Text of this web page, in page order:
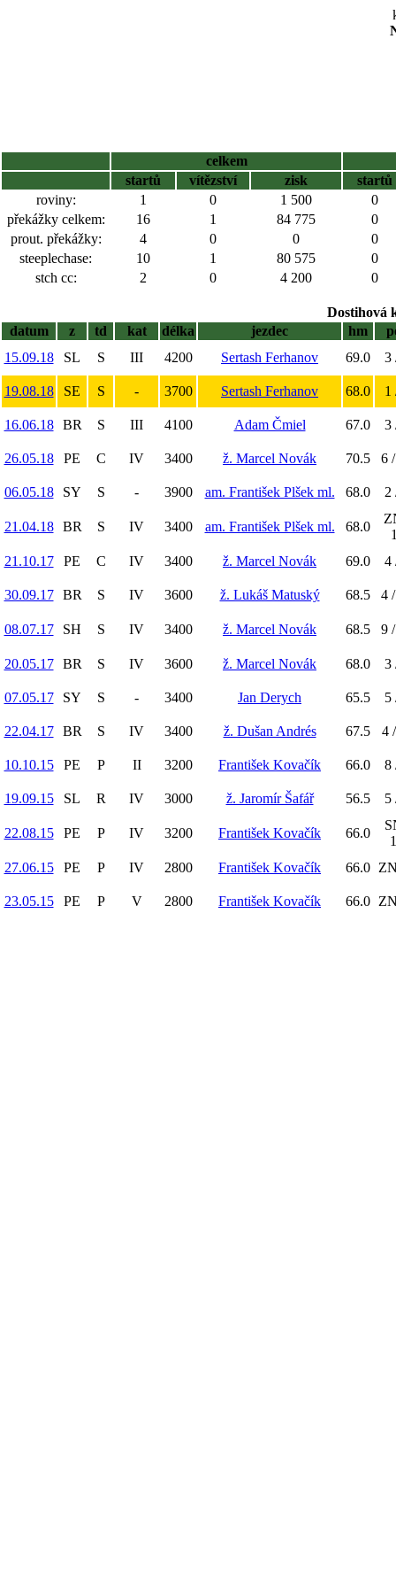
celkem
startů
vítězství zisk
startů
roviny:
1 0 1 500
0
překážky celkem:
16 1 84 775
0
prout. překážky:
4 0 0
0
steeplechase:
10 1 80 575
0
stch cc:
2 0 4 200 0
Dostihová
datum
z td kat délka jezdec hm
15.09.18
SL S III 4200 Sertash Ferhanov 69.0 3
19.08.18 SE S - 3700 Sertash Ferhanov 68.0 1
16.06.18 BR S III 4100 Adam Čmiel 67.0 3
26.05.18 PE C IV 3400 ž. Marcel Novák 70.5 6
06.05.18 SY S - 3900 am. František Plšek ml. 68.0 2
21.04.18 BR S IV 3400 am. František Plšek ml. 68.0
21.10.17
PE C IV 3400 ž. Marcel Novák 69.0 4
30.09.17 BR S IV 3600 ž. Lukáš Matuský 68.5 4
08.07.17 SH S IV 3400 ž. Marcel Novák 68.5 9
20.05.17 BR S IV 3600 ž. Marcel Novák 68.0 3
07.05.17 SY S - 3400 Jan Derych 65.5 5
22.04.17 BR S IV 3400 ž. Dušan Andrés 67.5 4
10.10.15 PE P II 3200 František Kovačík 66.0 8
19.09.15 SL R IV 3000 ž. Jaromír Šafář 56.5 5
22.08.15 PE P IV 3200 František Kovačík 66.0
27.06.15
PE P IV 2800 František Kovačík 66.0
23.05.15 PE P V 2800 František Kovačík 66.0